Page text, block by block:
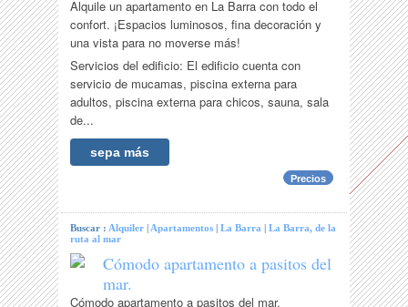
Alquile un apartamento en La Barra con todo el
confort. ¡Espacios luminosos, fina decoración y
una vista para no moverse más!
Servicios del edificio: El edificio cuenta con
servicio de mucamas, piscina externa para
adultos, piscina externa para chicos, sauna, sala
de...
sepa más
Precios
Buscar :Alquiler |Apartamentos |La Barra |La Barra, de la
ruta al mar
Cómodo apartamento a pasitos del
mar.
Cómodo apartamento a pasitos del mar.